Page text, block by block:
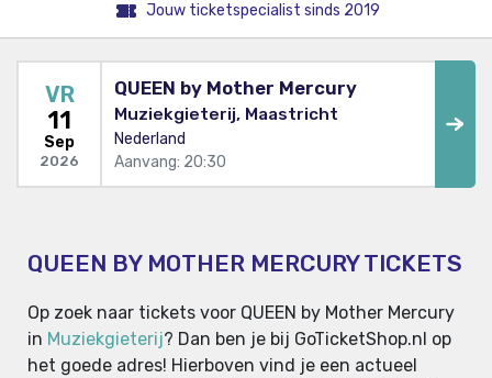
Jouw ticketspecialist sinds 2019
VR
11
Sep
2026
QUEEN by Mother Mercury
Muziekgieterij, Maastricht
Nederland
Aanvang: 20:30
QUEEN BY MOTHER MERCURY TICKETS
Op zoek naar tickets voor QUEEN by Mother Mercury
in Muziekgieterij? Dan ben je bij GoTicketShop.nl op
het goede adres! Hierboven vind je een actueel